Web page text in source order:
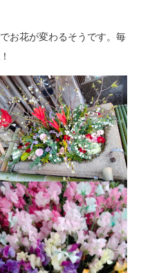
お花が変わるそうです。毎